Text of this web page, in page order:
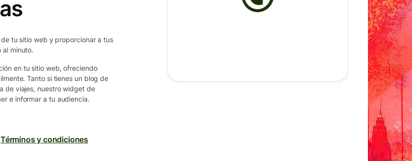
tu sitio web y proporcionar a tus
minuto.
en tu sitio web, ofreciendo
Tanto si tienes un blog de
de viajes, nuestro widget de
e informar a tu audiencia.
Términos y condiciones